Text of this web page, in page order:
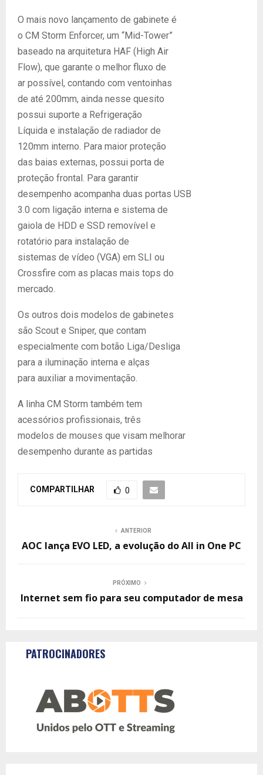
O mais novo lançamento de gabinete é
o CM Storm Enforcer, um “Mid-Tower”
baseado na arquitetura HAF (High Air
Flow), que garante o melhor fluxo de
ar possível, contando com ventoinhas
de até 200mm, ainda nesse quesito
possui suporte a Refrigeração
Líquida e instalação de radiador de
120mm interno. Para maior proteção
das baias externas, possui porta de
proteção frontal. Para garantir
desempenho acompanha duas portas USB
3.0 com ligação interna e sistema de
gaiola de HDD e SSD removível e
rotatório para instalação de
sistemas de vídeo (VGA) em SLI ou
Crossfire com as placas mais tops do
mercado.
Os outros dois modelos de gabinetes
são Scout e Sniper, que contam
especialmente com botão Liga/Desliga
para a iluminação interna e alças
para auxiliar a movimentação.
A linha CM Storm também tem
acessórios profissionais, três
modelos de mouses que visam melhorar
desempenho durante as partidas
COMPARTILHAR 0
ANTERIOR
AOC lança EVO LED, a evolução do All in One PC
PRÓXIMO
Internet sem fio para seu computador de mesa
PATROCINADORES